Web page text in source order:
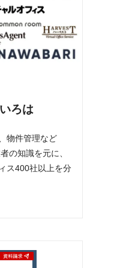
ろは
物件管理など
の知識を元に、
ス400社以上を分